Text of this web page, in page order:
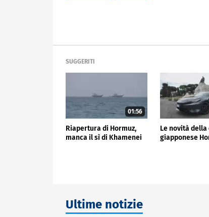
SUGGERITI
01:56
Riapertura di Hormuz,
manca il sì di Khamenei
Le novità della
giapponese
Ultime notizie